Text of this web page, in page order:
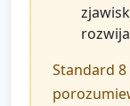
Standard 8